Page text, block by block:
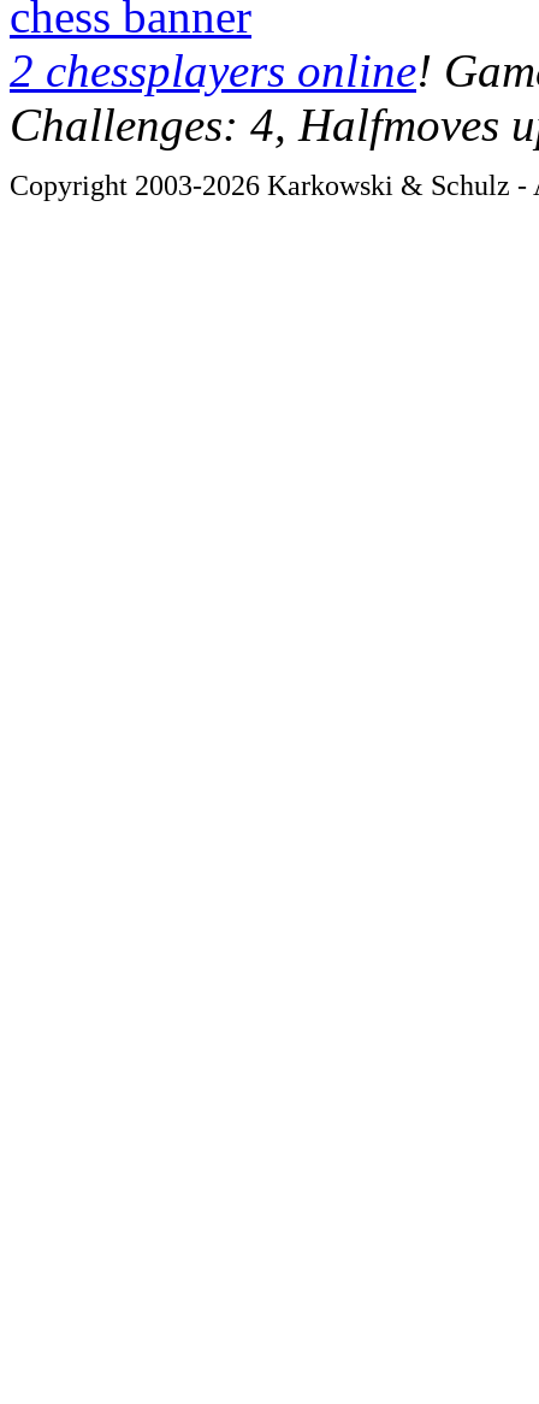
chess banner
2 chessplayers online!
Challenges: 4, Halfmoves
Copyright 2003-2026 Karkowski & Schulz